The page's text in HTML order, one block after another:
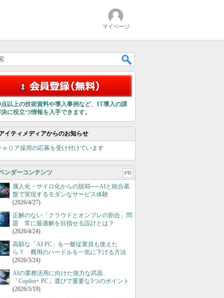
マイページ
点以上の技術資料や導入事例など、IT導入の課
に役立つ情報を入手できます。
イティメディアからのお知らせ
ャリア採用の応募を受け付けています
ンダーコンテンツ PR
属人化・サイロ化からの脱却──AIと統合基
盤で実現するモダンなサービス体験
(2026/4/27)
正解のない「クラウドとオンプレの割合」問
題 常に最適解を目指せる設計とは？
(2026/4/24)
高額な「AI PC」を一般従業員も使えた
ら？ 費用のハードルを一気に下げる方法
(2026/3/24)
AIの業務活用に向けた強力な武器、
「Copilot+ PC」選びで重要な3つのポイント
(2026/3/19)